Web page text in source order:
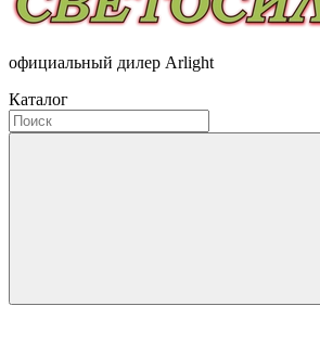
официальный дилер Arlight
Каталог